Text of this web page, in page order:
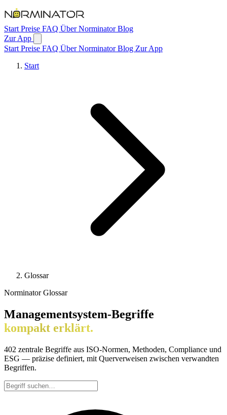
Zum Hauptinhalt springen
Start Preise FAQ Über NorminatorBlog
Zur App
Start Preise FAQ Über NorminatorBlog Zur App
Start
Glossar
Norminator Glossar
Managementsystem-Begriffe
kompakt erklärt.
402 zentrale Begriffe aus ISO-Normen, Methoden, Compliance und
ESG — präzise definiert, mit Querverweisen zwischen verwandten
Begriffen.